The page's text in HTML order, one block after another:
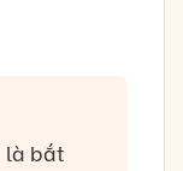
là bắt